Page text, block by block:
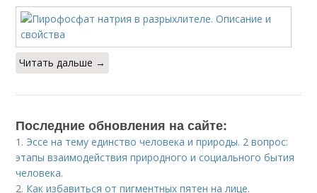
Читать дальше →
Последние обновления на сайте:
1. Эссе на тему единство человека и природы. 2 вопрос:
этапы взаимодействия природного и социального бытия
человека.
2. Как избавиться от пигментных пятен на лице.